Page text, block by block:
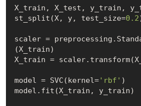
X_train, X_test, y_train,
st_split(X, y, test_size=0.2
scaler =
(X_train)
X_train =
model = SVC(kernel='rbf' )
model.fit(X_train, y_train)